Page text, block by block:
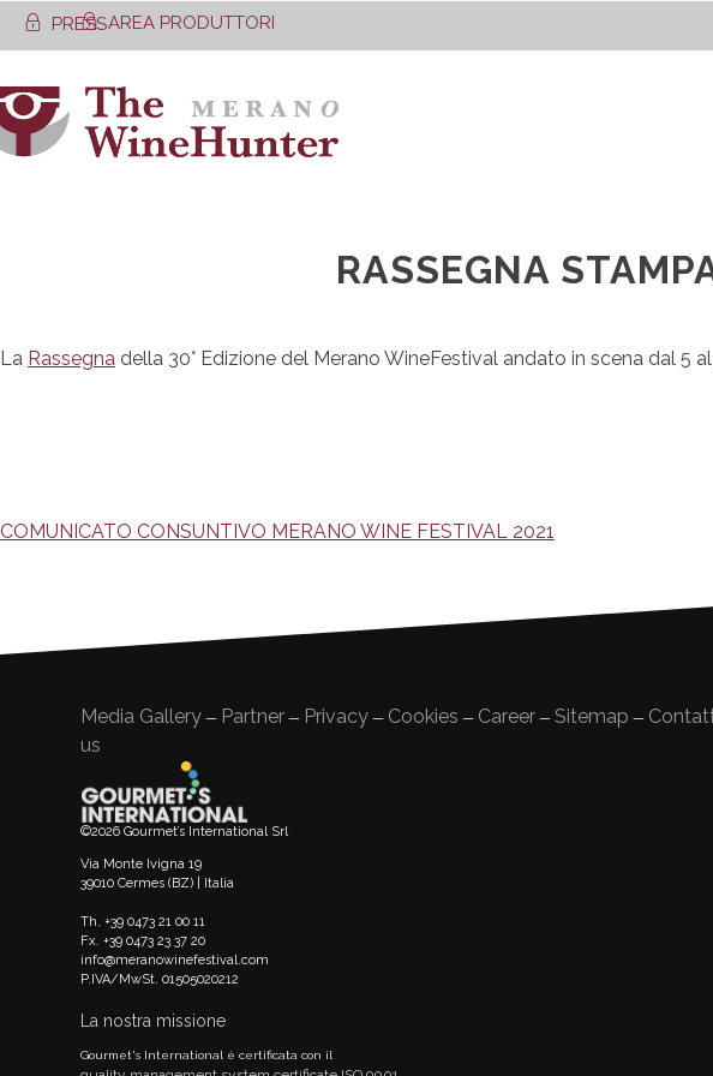
Skip
AREA PRODUTTORI
PRESS
RASSEGNA
La Rassegna della 30° Edizione del Merano WineFestival andato in scena dal 5
Navigazione
COMUNICATO CONSUNTIVO MERANO WINE FESTIVAL 2021
Media Gallery — Partner — Privacy — Cookies — Career —Sitemap —
us
©2026 Gourmet’s International Srl
Via Monte Ivigna 19
39010 Cermes (BZ) | Italia
Th. +39 0473 21 00 11
Fx. +39 0473 23 37 20
info@meranowinefestival.com
P.IVA/MwSt. 01505020212
La nostra missione
Gourmet's International è certificata con il